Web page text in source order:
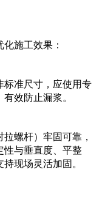
施工效果：
标准尺寸，应使用专
效防止漏浆。
螺杆）牢固可靠，
性与垂直度、平整
现场灵活加固。